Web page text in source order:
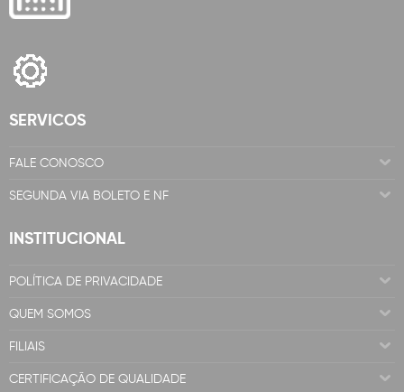
SERVICOS
FALE CONOSCO
SEGUNDA VIA BOLETO E NF
INSTITUCIONAL
POLÍTICA DE PRIVACIDADE
QUEM SOMOS
FILIAIS
CERTIFICAÇÃO DE QUALIDADE